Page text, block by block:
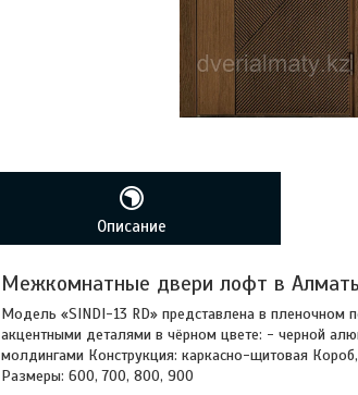
Описание
Межкомнатные двери лофт в
Модель «SINDI-13 RD» представлена в пленочном
акцентными деталями в чёрном цвете: - черной
молдингами Конструкция: каркасно-щитовая
Размеры: 600, 700, 800, 900